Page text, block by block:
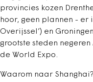
provincies kozen
hoor, geen plannen - er
Overijssel’) en
grootste steden
de World Expo.
Waarom naar Shanghai?